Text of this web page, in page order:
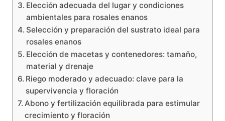
Elección adecuada del lugar y condiciones
ambientales para rosales enanos
Selección y preparación del sustrato ideal para
rosales enanos
Elección de macetas y contenedores: tamaño,
material y drenaje
Riego moderado y adecuado: clave para la
supervivencia y floración
Abono y fertilización equilibrada para estimular
crecimiento y floración